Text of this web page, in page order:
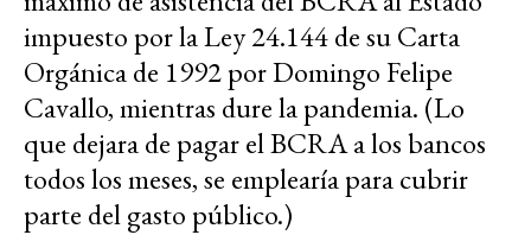
impuesto por la Ley 24.144 de su Carta
Orgánica de 1992 por Domingo Felipe
Cavallo, mientras dure la pandemia. (Lo
que dejara de pagar el BCRA a los bancos
todos los meses, se emplearía para cubrir
parte del gasto público.)